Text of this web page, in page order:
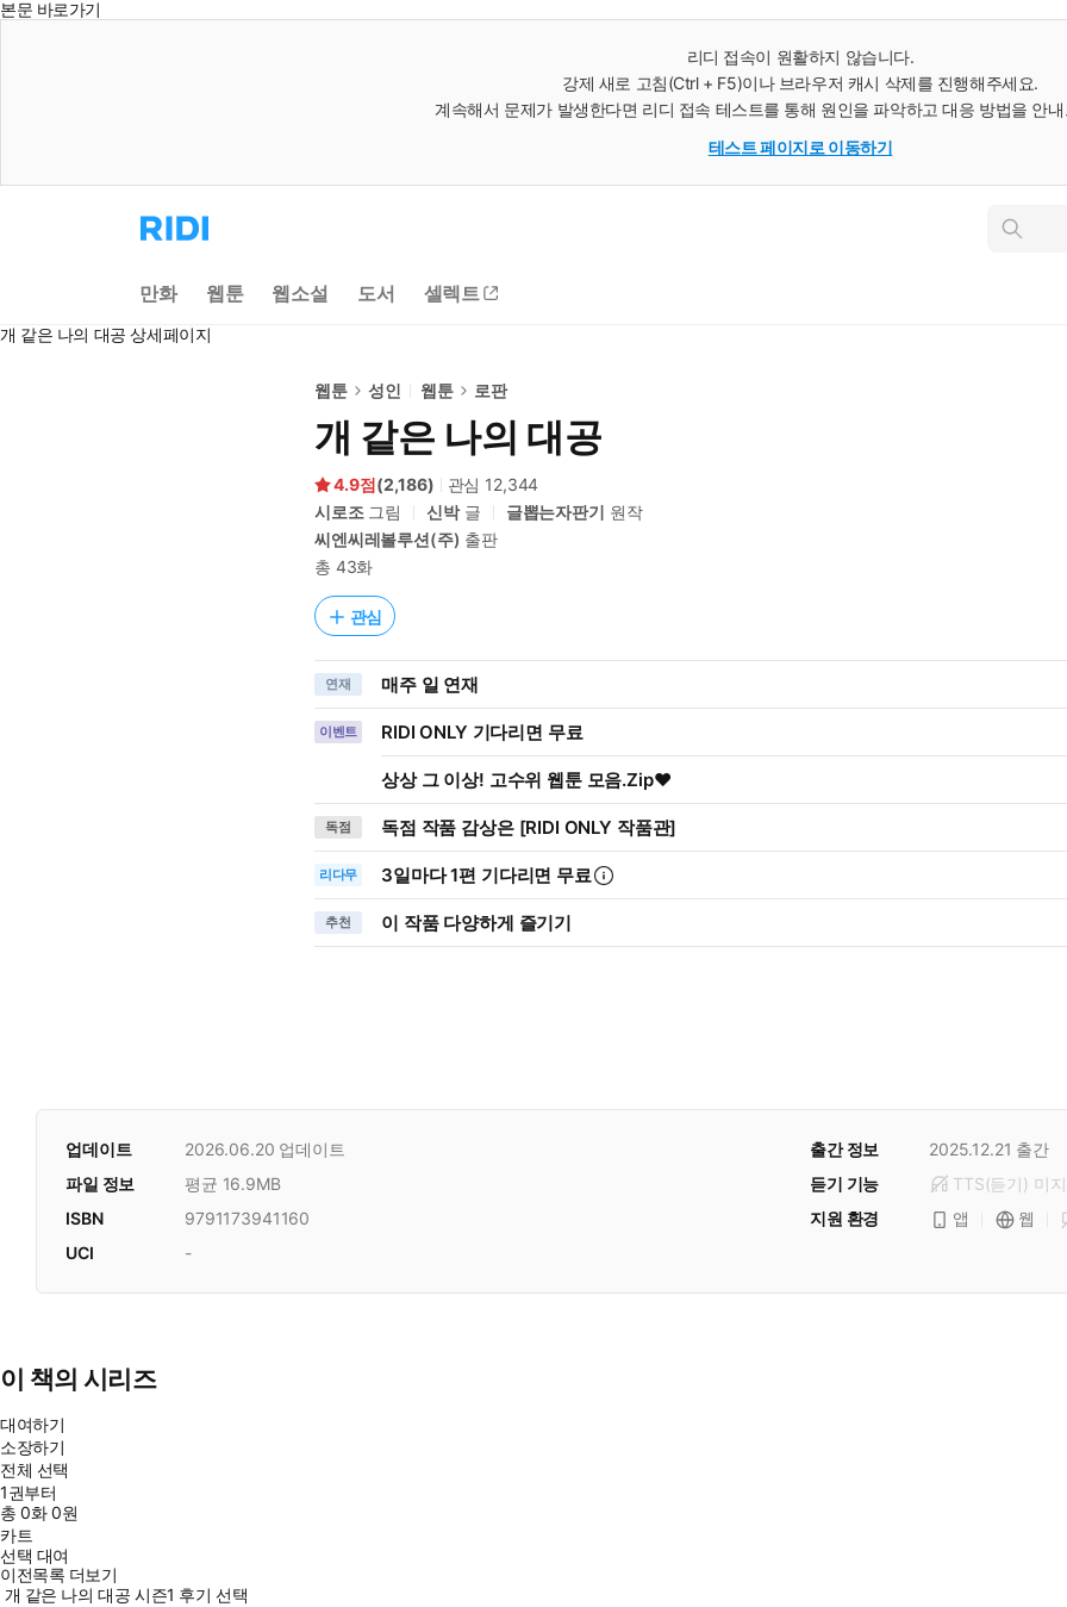
본문 바로가기
리디 접속이 원활하지 않습니다.
강제 새로 고침(Ctrl + F5)이나 브라우저 캐시 삭제를 진행해주세요.
계속해서 문제가 발생한다면 리디 접속 테스트를 통해 원인을 파악하고 대응 방법을 안
테스트 페이지로 이동하기
리
디
으
로
동
인
만화 웹툰 웹소설 도서 셀렉트
개 같은 나의 대공 상세페이지
웹툰 성인 웹툰 로판
개 같은 나의 대공
4.9 (2,186) 관심 12,344
시로조 그림 신박글 글뽑는자판기 원작
씨엔씨레볼루션(주) 출판
총 43화
관심
연재 매주 일 연재
이벤트 RIDI ONLY 기다리면 무료
상상 그 이상! 고수위 웹툰 모음.Zip♥
독점 독점 작품 감상은 [RIDI ONLY 작품관]
리다무 3일마다1편 기다리면 무료
추천 이 작품 다양하게 즐기기
업데이트 2026.06.20 업데이트 출간 정보 2025.12.21 출간
듣기 기능
TTS(듣기) 미
파일 정보
평균 16.9MB
지원 환경
앱 웹
ISBN
9791173941160
UCI
-
이 책의 시리즈
대여하기
소장하기
전체 선택
1권부터
총0화0원
카트
선택 대여
이전목록 더보기
개 같은 나의 대공 시즌1 후기 선택